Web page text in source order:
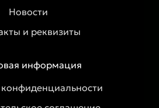
Новости
и реквизиты
информация